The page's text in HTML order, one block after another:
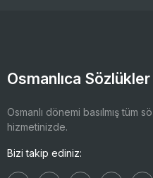
Osmanlıca Sözlükler
Osmanlı dönemi basılmış tüm
hizmetinizde.
Bizi takip ediniz: